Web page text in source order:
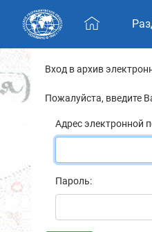
Skip navigation
Вход в архив
Пожалуйста, введите
Адрес электронной
Пароль: